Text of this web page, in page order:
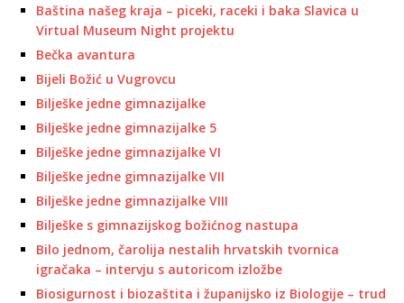
Baština našeg kraja – piceki, raceki i baka Slavica u
Virtual Museum Night projektu
Bečka avantura
Bijeli Božić u Vugrovcu
Bilješke jedne gimnazijalke
Bilješke jedne gimnazijalke 5
Bilješke jedne gimnazijalke VI
Bilješke jedne gimnazijalke VII
Bilješke jedne gimnazijalke VIII
Bilješke s gimnazijskog božićnog nastupa
Bilo jednom, čarolija nestalih hrvatskih tvornica
igračaka – intervju s autoricom izložbe
Biosigurnost i biozaštita i županijsko iz Biologije – trud